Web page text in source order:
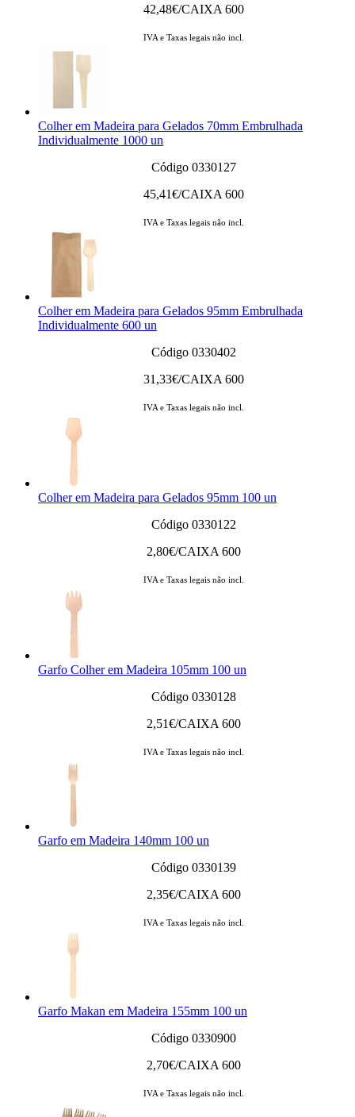
42,48€/CAIXA 600
IVA e Taxas legais não incl.
Colher em Madeira para Gelados 70mm Embrulhada
Individualmente 1000 un
Código 0330127
45,41€/CAIXA 600
IVA e Taxas legais não incl.
Colher em Madeira para Gelados 95mm Embrulhada
Individualmente 600 un
Código 0330402
31,33€/CAIXA 600
IVA e Taxas legais não incl.
Colher em Madeira para Gelados 95mm 100 un
Código 0330122
2,80€/CAIXA 600
IVA e Taxas legais não incl.
Garfo Colher em Madeira 105mm 100 un
Código 0330128
2,51€/CAIXA 600
IVA e Taxas legais não incl.
Garfo em Madeira 140mm 100 un
Código 0330139
2,35€/CAIXA 600
IVA e Taxas legais não incl.
Garfo Makan em Madeira 155mm 100 un
Código 0330900
2,70€/CAIXA 600
IVA e Taxas legais não incl.